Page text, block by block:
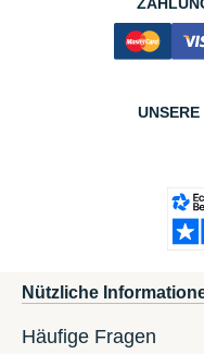
Nützliche
Häufige Fragen